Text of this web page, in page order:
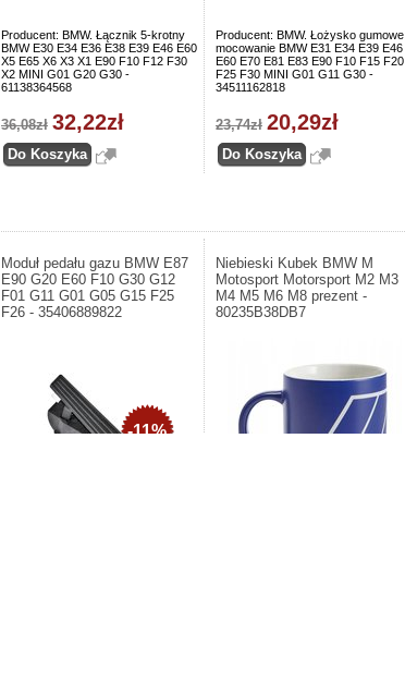
Producent: BMW. Łącznik 5-krotny
BMW E30 E34 E36 E38 E39 E46 E60
X5 E65 X6 X3 X1 E90 F10 F12 F30
X2 MINI G01 G20 G30 -
61138364568
36,08zł 32,22zł
Producent: BMW. Łożysko gumowe
mocowanie BMW E31 E34 E39 E46
E60 E70 E81 E83 E90 F10 F15 F20
F25 F30 MINI G01 G11 G30 -
34511162818
23,74zł 20,29zł
Moduł pedału gazu BMW E87
E90 G20 E60 F10 G30 G12
F01 G11 G01 G05 G15 F25
F26 - 35406889822
-11%
Niebieski Kubek BMW M
Motosport Motorsport M2 M3
M4 M5 M6 M8 prezent -
80235B38DB7